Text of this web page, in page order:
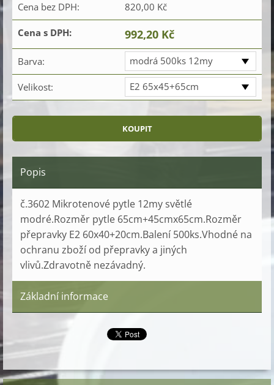
Cena bez DPH: 820,00 Kč
Cena s DPH: 992,20 Kč
Barva: modrá 500ks 12my
Velikost: E2 65x45+65cm
Popis
č.3602 Mikrotenové pytle 12my světlé
modré.Rozměr pytle 65cm+45cmx65cm.Rozměr
přepravky E2 60x40+20cm.Balení 500ks.Vhodné na
ochranu zboží od přepravky a jiných
vlivů.Zdravotně nezávadný.
Základní informace